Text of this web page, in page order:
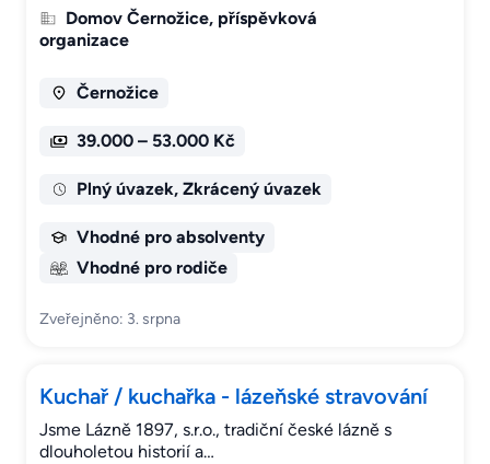
Domov Černožice, příspěvková
organizace
Černožice
39.000 – 53.000 Kč
Plný úvazek, Zkrácený úvazek
Vhodné pro absolventy
Vhodné pro rodiče
Zveřejněno: 3. srpna
Kuchař / kuchařka - lázeňské stravování
Jsme Lázně 1897, s.r.o., tradiční české lázně s
dlouholetou historií a…